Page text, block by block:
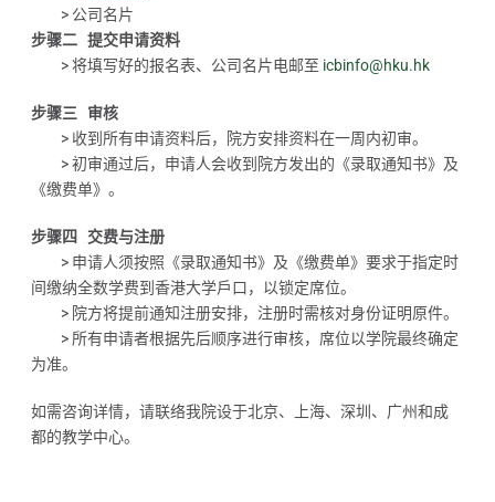
> 公司名片
步骤二 提交申请资料
> 将填写好的报名表、公司名片电邮至 icbinfo@hku.hk
步骤三 审核
> 收到所有申请资料后，院方安排资料在一周内初审。
> 初审通过后，申请人会收到院方发出的《录取通知书》及
《缴费单》。
步骤四 交费与注册
> 申请人须按照《录取通知书》及《缴费单》要求于指定时
间缴纳全数学费到香港大学戶口，以锁定席位。
> 院方将提前通知注册安排，注册时需核对身份证明原件。
> 所有申请者根据先后顺序进行审核，席位以学院最终确定
为准。
如需咨询详情，请联络我院设于北京、上海、深圳、广州和成
都的教学中心。